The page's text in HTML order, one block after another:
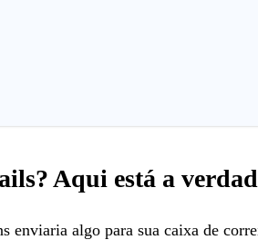
Aqui está a
enviaria algo para sua caixa de